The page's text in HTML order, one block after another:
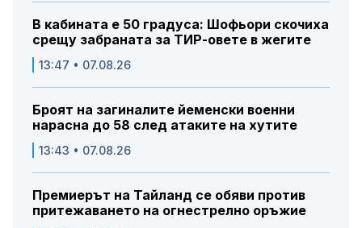
В кабината е 50 градуса: Шофьори скочиха
срещу забраната за ТИР-овете в жегите
13:47 • 07.08.26
Броят на загиналите йеменски военни
нарасна до 58 след атаките на хутите
13:43 • 07.08.26
Премиерът на Тайланд се обяви против
притежаването на огнестрелно оръжие